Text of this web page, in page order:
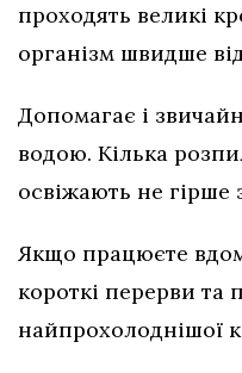
проходять великі
організм швидше
Допомагає і
водою. Кілька
освіжають не гірше
Якщо працюєте
короткі перерви та
найпрохолоднішої